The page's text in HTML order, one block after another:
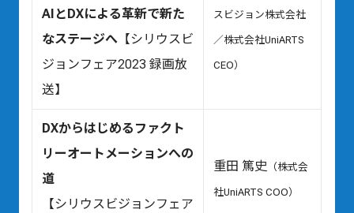
AIとDXによる革新で新た
なステージへ 【シリウスビ
ジョンフェア2023 録画放
送】
スビジョン株式会社
／株式会社UniARTS
CEO）
DXからはじめるファクト
リーオートメーションへの
道
【シリウスビジョンフェア
重田 篤史 （株式会
社UniARTS COO）